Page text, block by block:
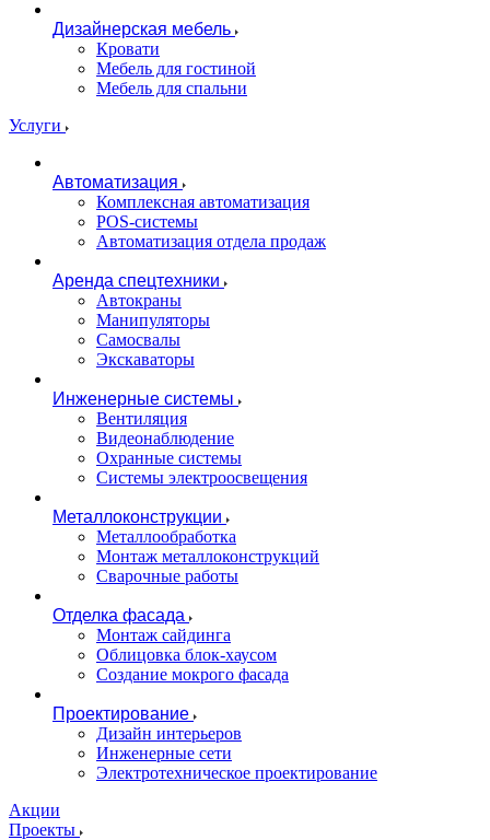
Дизайнерская мебель
Кровати
Мебель для гостиной
Мебель для спальни
Услуги
Автоматизация
Комплексная автоматизация
POS-системы
Автоматизация отдела продаж
Аренда спецтехники
Автокраны
Манипуляторы
Самосвалы
Экскаваторы
Инженерные системы
Вентиляция
Видеонаблюдение
Охранные системы
Системы электроосвещения
Металлоконструкции
Металлообработка
Монтаж металлоконструкций
Сварочные работы
Отделка фасада
Монтаж сайдинга
Облицовка блок-хаусом
Создание мокрого фасада
Проектирование
Дизайн интерьеров
Инженерные сети
Электротехническое проектирование
Акции
Проекты